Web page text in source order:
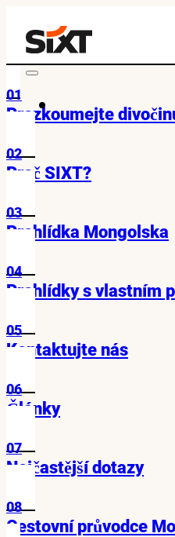
01
Prozkoumejte
02
Proč SIXT?
03
Prohlídka Mongolska
04
Prohlídky s vlastním
05
Kontaktujte nás
06
Články
07
Nejčastější dotazy
08
Cestovní průvodce